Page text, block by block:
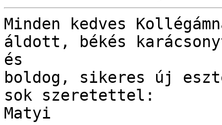
Minden kedves
áldott, békés
és
boldog, sikeres új
sok szeretettel:
Matyi